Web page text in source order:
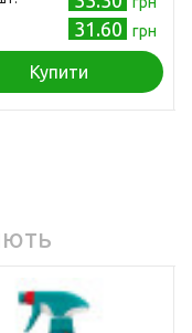
31.60 грн
Купити